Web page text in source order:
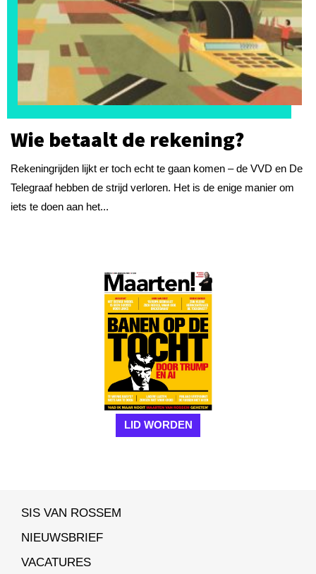
Wie betaalt de rekening?
Rekeningrijden lijkt er toch echt te gaan komen – de VVD en De
Telegraaf hebben de strijd verloren. Het is de enige manier om
iets te doen aan het...
LID WORDEN
SIS VAN ROSSEM
NIEUWSBRIEF
VACATURES